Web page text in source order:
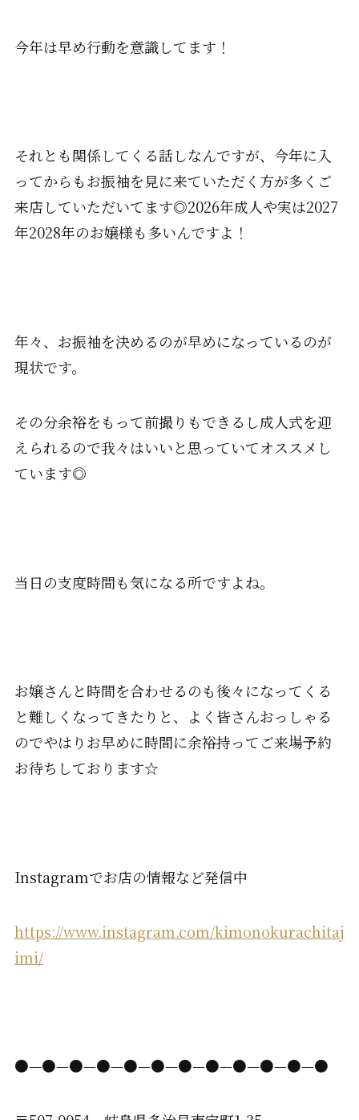
今年は早め行動を意識してます！
それとも関係してくる話しなんですが、今年に入
ってからもお振袖を見に来ていただく方が多くご
来店していただいてます◎2026年成人や実は2027
年2028年のお嬢様も多いんですよ！
年々、お振袖を決めるのが早めになっているのが
現状です。
その分余裕をもって前撮りもできるし成人式を迎
えられるので我々はいいと思っていてオススメし
ています◎
当日の支度時間も気になる所ですよね。
お嬢さんと時間を合わせるのも後々になってくる
と難しくなってきたりと、よく皆さんおっしゃる
のでやはりお早めに時間に余裕持ってご来場予約
お待ちしております☆
Instagramでお店の情報など発信中
https://www.instagram.com/kimonokurachitaj
imi/
●—●—●—●—●—●—●—●—●—●—●—●